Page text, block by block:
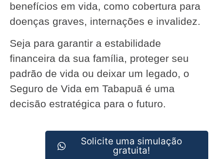
benefícios em vida, como cobertura para
doenças graves, internações e invalidez.
Seja para garantir a estabilidade
financeira da sua família, proteger seu
padrão de vida ou deixar um legado, o
Seguro de Vida em Tabapuã é uma
decisão estratégica para o futuro.
Solicite uma simulação
gratuita!